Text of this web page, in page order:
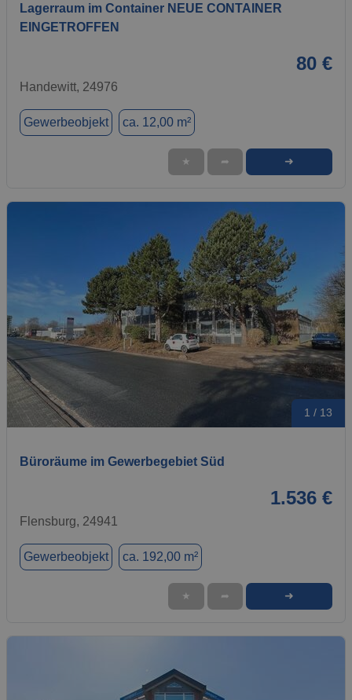
Lagerraum im Container NEUE CONTAINER
EINGETROFFEN
80 €
Handewitt, 24976
Gewerbeobjekt ca. 12,00 m²
★ ➦ ➜
1 / 13
Büroräume im Gewerbegebiet Süd
1.536 €
Flensburg, 24941
Gewerbeobjekt ca. 192,00 m²
★ ➦ ➜